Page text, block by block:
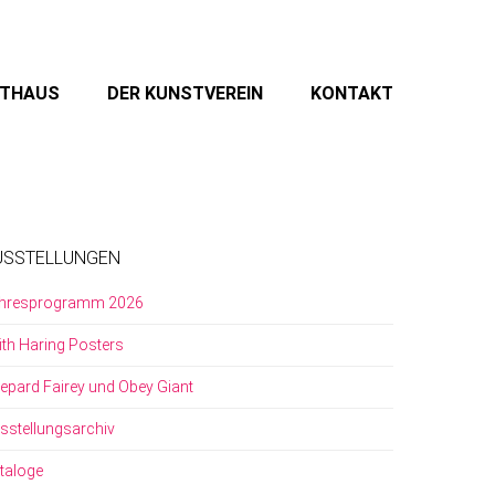
DER KUNSTVEREIN KONTAKT
2026
Haring Posters
Fairey und Obey Giant